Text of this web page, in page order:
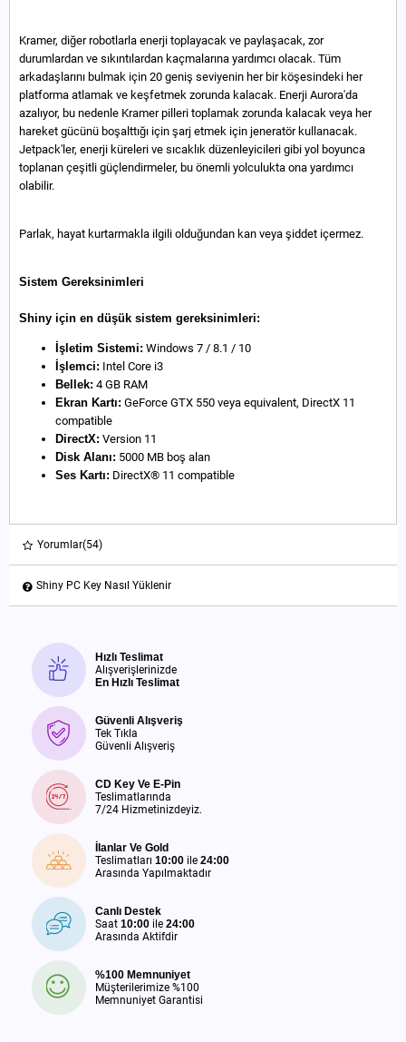
Kramer, diğer robotlarla enerji toplayacak ve paylaşacak, zor
durumlardan ve sıkıntılardan kaçmalarına yardımcı olacak. Tüm
arkadaşlarını bulmak için 20 geniş seviyenin her bir köşesindeki her
platforma atlamak ve keşfetmek zorunda kalacak. Enerji Aurora'da
azalıyor, bu nedenle Kramer pilleri toplamak zorunda kalacak veya her
hareket gücünü boşalttığı için şarj etmek için jeneratör kullanacak.
Jetpack'ler, enerji küreleri ve sıcaklık düzenleyicileri gibi yol boyunca
toplanan çeşitli güçlendirmeler, bu önemli yolculukta ona yardımcı
olabilir.
Parlak, hayat kurtarmakla ilgili olduğundan kan veya şiddet içermez.
Sistem Gereksinimleri
Shiny için en düşük sistem gereksinimleri:
İşletim Sistemi: Windows 7 / 8.1 / 10
İşlemci: Intel Core i3
Bellek: 4 GB RAM
Ekran Kartı: GeForce GTX 550 veya equivalent, DirectX 11
compatible
DirectX: Version 11
Disk Alanı: 5000 MB boş alan
Ses Kartı: DirectX® 11 compatible
Yorumlar(54)
Shiny PC Key Nasıl Yüklenir
Hızlı Teslimat
Alışverişlerinizde
En Hızlı Teslimat
Güvenli Alışveriş
Tek Tıkla
Güvenli Alışveriş
CD Key Ve E-Pin
Teslimatlarında
7/24 Hizmetinizdeyiz.
İlanlar Ve Gold
Teslimatları 10:00 ile 24:00
Arasında Yapılmaktadır
Canlı Destek
Saat 10:00 ile 24:00
Arasında Aktifdir
%100 Memnuniyet
Müşterilerimize %100
Memnuniyet Garantisi